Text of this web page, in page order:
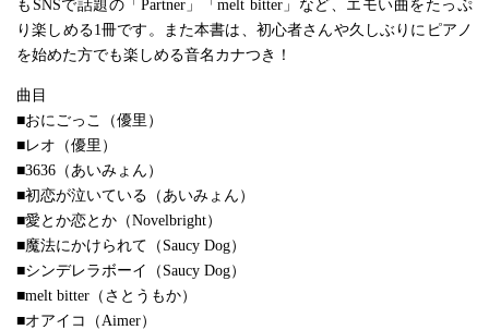
もSNSで話題の「Partner」「melt bitter」など、エモい曲をたっぷ
り楽しめる1冊です。また本書は、初心者さんや久しぶりにピアノ
を始めた方でも楽しめる音名カナつき！
曲目
■おにごっこ（優里）
■レオ（優里）
■3636（あいみょん）
■初恋が泣いている（あいみょん）
■愛とか恋とか（Novelbright）
■魔法にかけられて（Saucy Dog）
■シンデレラボーイ（Saucy Dog）
■melt bitter（さとうもか）
■オアイコ（Aimer）